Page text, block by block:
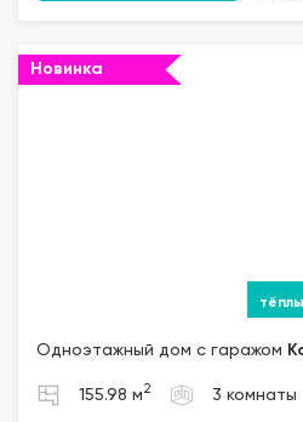
Новинка
Одноэтажный дом с гаражом
155.98 м 2 3 комнаты